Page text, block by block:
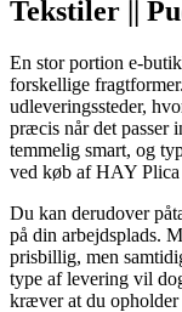
Tekstiler ||
En stor portion e-
forskellige
udleveringssteder,
præcis når det passer
temmelig smart, og
ved køb af HAY
Du kan derudover
på din arbejdsplads.
prisbillig, men
type af levering vil
kræver at du opholder